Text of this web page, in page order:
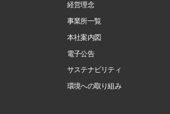
経営理念
事業所一覧
本社案内図
電子公告
サステナビリティ
環境への取り組み